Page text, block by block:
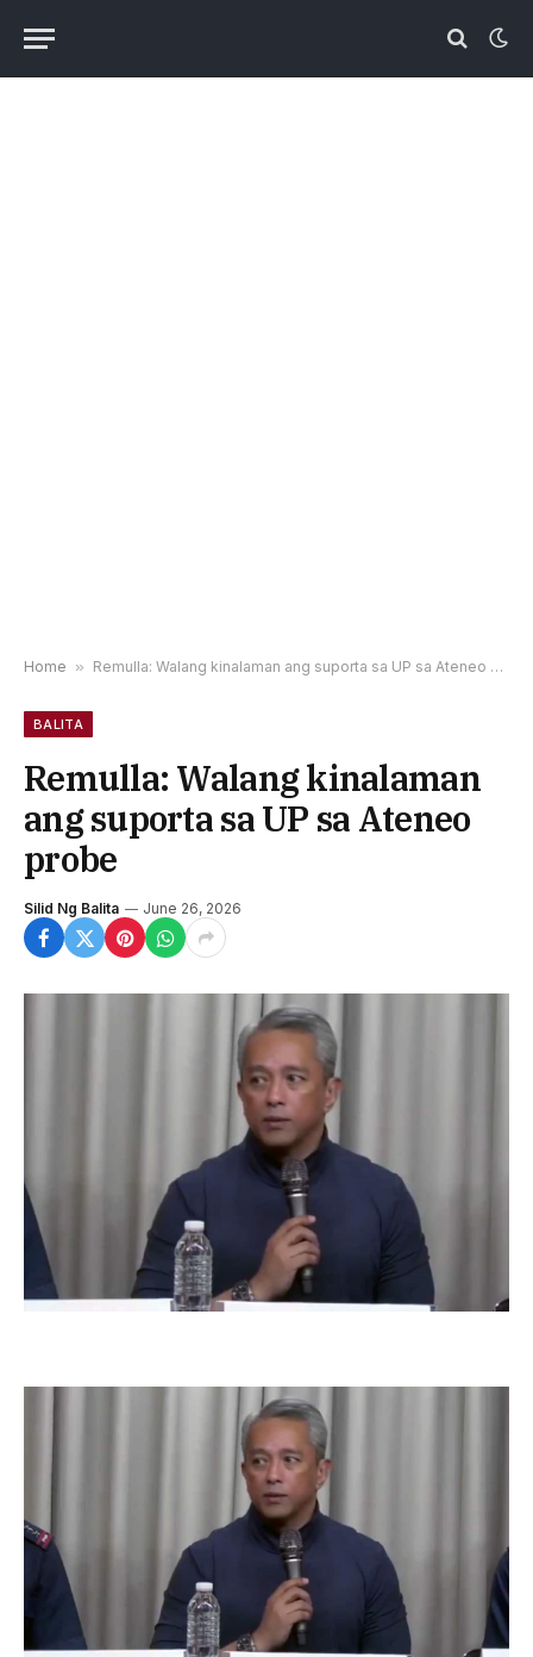
Home » Remulla: Walang kinalaman ang suporta sa UP sa Ateneo probe
BALITA
Remulla: Walang kinalaman
ang suporta sa UP sa Ateneo
probe
Silid Ng Balita June 26, 2026